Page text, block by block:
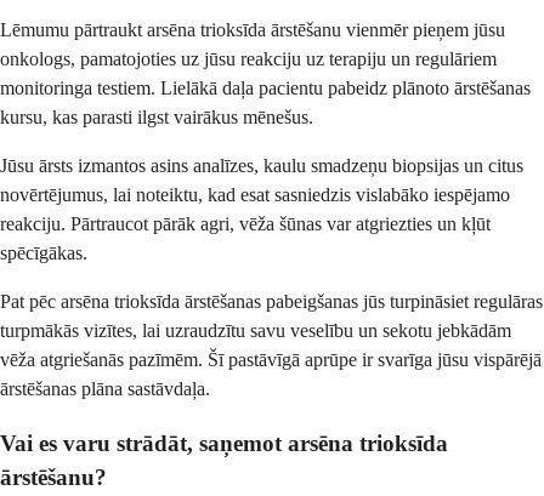
Lēmumu pārtraukt arsēna trioksīda ārstēšanu vienmēr pieņem jūsu
onkologs, pamatojoties uz jūsu reakciju uz terapiju un regulāriem
monitoringa testiem. Lielākā daļa pacientu pabeidz plānoto ārstēšanas
kursu, kas parasti ilgst vairākus mēnešus.
Jūsu ārsts izmantos asins analīzes, kaulu smadzeņu biopsijas un citus
novērtējumus, lai noteiktu, kad esat sasniedzis vislabāko iespējamo
reakciju. Pārtraucot pārāk agri, vēža šūnas var atgriezties un kļūt
spēcīgākas.
Pat pēc arsēna trioksīda ārstēšanas pabeigšanas jūs turpināsiet regulāras
turpmākās vizītes, lai uzraudzītu savu veselību un sekotu jebkādām
vēža atgriešanās pazīmēm. Šī pastāvīgā aprūpe ir svarīga jūsu vispārējā
ārstēšanas plāna sastāvdaļa.
Vai es varu strādāt, saņemot arsēna trioksīda
ārstēšanu?